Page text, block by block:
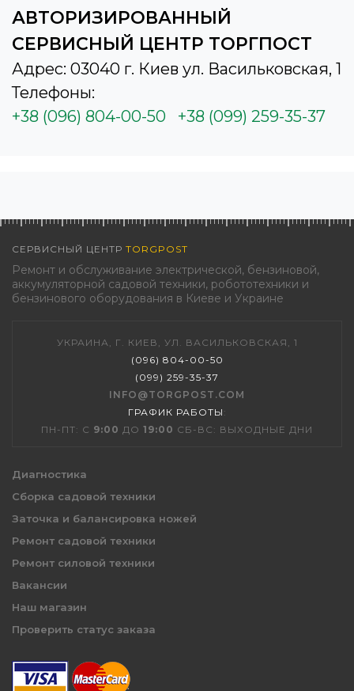
АВТОРИЗИРОВАННЫЙ
СЕРВИСНЫЙ ЦЕНТР ТОРГПОСТ
Адрес: 03040 г. Киев ул. Васильковская, 1
Телефоны:
+38 (096) 804-00-50
+38 (099) 259-35-37
СЕРВИСНЫЙ ЦЕНТР TORGPOST
Ремонт и обслуживание электрической, бензиновой,
аккумуляторной садовой техники, робототехники и
бензинового оборудования в Киеве и Украине
УКРАИНА, Г. КИЕВ, УЛ. ВАСИЛЬКОВСКАЯ, 1
(096) 804-00-50
(099) 259-35-37
INFO@TORGPOST.COM
ГРАФИК РАБОТЫ :
ПН-ПТ: С 9:00 ДО 19:00 СБ-ВС: ВЫХОДНЫЕ ДНИ
Диагностика
Сборка садовой техники
Заточка и балансировка ножей
Ремонт садовой техники
Ремонт силовой техники
Вакансии
Наш магазин
Проверить статус заказа